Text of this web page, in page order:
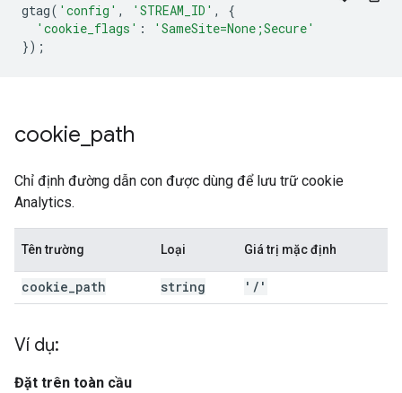
gtag( 'config' , 'STREAM_ID' ,
{
'cookie_flags' :
'SameSite=None;Secure'
});
cookie path
Chỉ định đường dẫn con được dùng để lưu trữ cookie
Analytics.
Tên trường Loại Giá trị mặc định
cookie path string ' / '
Ví dụ:
Đặt trên toàn cầu